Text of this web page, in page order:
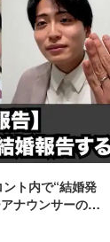
ト内で“結婚発
ナウンサーの佐